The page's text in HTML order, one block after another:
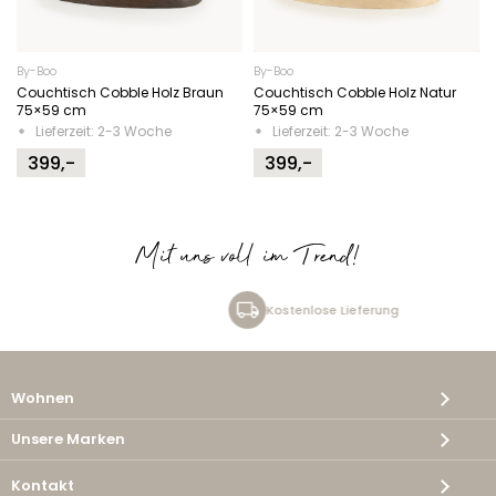
By-Boo
Couchtisch Cobble Holz Braun
75×59 cm
Lieferzeit: 2-3 Woche
399,-
By-Boo
Couchtisch Cobble Holz Natur
75×59 cm
Lieferzeit: 2-3 Woche
399,-
Mit uns voll im Trend!
Kostenlose Lieferung
Wohnen
Unsere Marken
Kontakt